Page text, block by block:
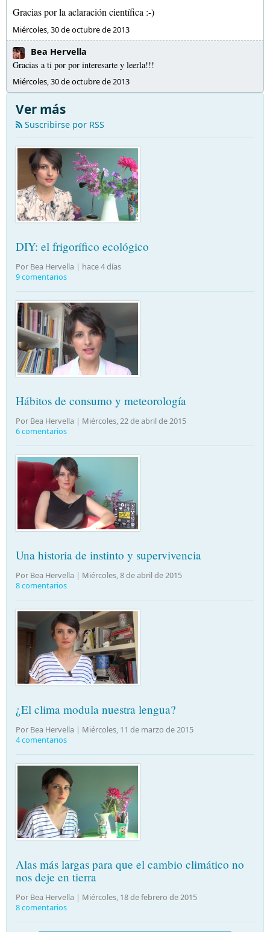
Gracias por la aclaración científica :-)
Miércoles, 30 de octubre de 2013
Bea Hervella
Gracias a ti por por interesarte y leerla!!!
Miércoles, 30 de octubre de 2013
Ver más
Suscribirse por RSS
DIY: el frigorífico ecológico
Por Bea Hervella | hace 4 días
9 comentarios
Hábitos de consumo y meteorología
Por Bea Hervella | Miércoles, 22 de abril de 2015
6 comentarios
Una historia de instinto y supervivencia
Por Bea Hervella | Miércoles, 8 de abril de 2015
8 comentarios
¿El clima modula nuestra lengua?
Por Bea Hervella | Miércoles, 11 de marzo de 2015
4 comentarios
Alas más largas para que el cambio climático no
nos deje en tierra
Por Bea Hervella | Miércoles, 18 de febrero de 2015
8 comentarios